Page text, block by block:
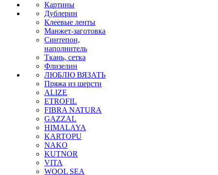
Картины
Дублерин
Клеевые ленты
Манжет-заготовка
Синтепон,
наполнитель
Ткань, сетка
Флизелин
ЛЮБЛЮ ВЯЗАТЬ
Пряжа из шерсти
ALIZE
ETROFIL
FIBRA NATURA
GAZZAL
HIMALAYA
KARTOPU
NAKO
KUTNOR
VITA
WOOL SEA